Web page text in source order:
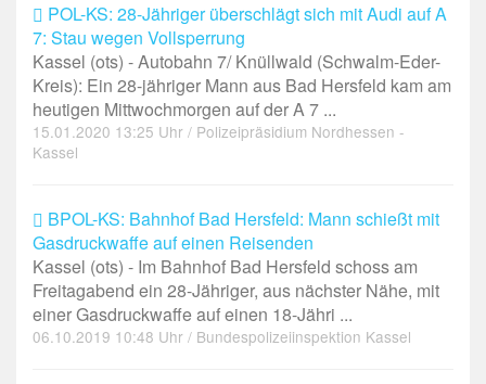
POL-KS: 28-Jähriger überschlägt sich mit Audi auf A
7: Stau wegen Vollsperrung
Kassel (ots) - Autobahn 7/ Knüllwald (Schwalm-Eder-
Kreis): Ein 28-jähriger Mann aus Bad Hersfeld kam am
heutigen Mittwochmorgen auf der A 7 ...
15.01.2020 13:25 Uhr / Polizeipräsidium Nordhessen -
Kassel
BPOL-KS: Bahnhof Bad Hersfeld: Mann schießt mit
Gasdruckwaffe auf einen Reisenden
Kassel (ots) - Im Bahnhof Bad Hersfeld schoss am
Freitagabend ein 28-Jähriger, aus nächster Nähe, mit
einer Gasdruckwaffe auf einen 18-Jähri ...
06.10.2019 10:48 Uhr / Bundespolizeiinspektion Kassel